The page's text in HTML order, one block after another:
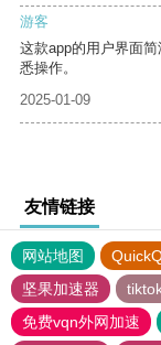
游客
这款app的用户界面
悉操作。
2025-01-09
友情链接
网站地图
坚果加速器
免费vqn外网加速